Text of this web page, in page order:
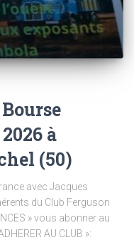
à
(50)
avec Jacques
du Club Ferguson
» vous abonner au
AU CLUB »: